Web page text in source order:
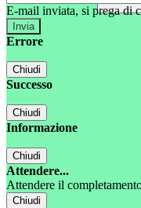
E-mail inviata, si prega di
Errore
Chiudi
Successo
Chiudi
Informazione
Chiudi
Attendere...
Attendere il
Chiudi